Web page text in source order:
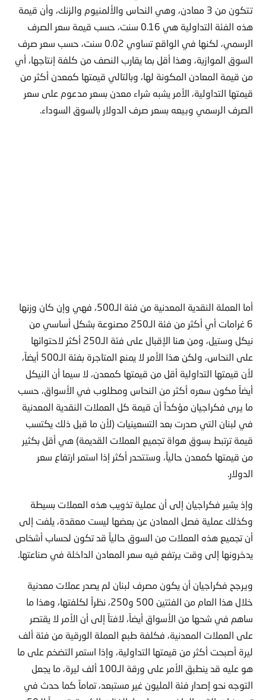
تتكون من 3 معادن، وهي النحاس والألمنيوم والزنك، وأن قيمة
هذه الفئة التداولية هي 0.16 سنت، حسب قيمة سعر الصرف
الرسمي، لكنها في الواقع تساوي 0.02 سنت، حسب سعر صرف
السوق الموازية، وهذا أقل بما يقارب النصف من كلفة إنتاجها، أي
من قيمة المعادن المكونة لها، وبالتالي قيمتها كمعدن أكثر من
قيمتها التداولية، الأمر يشبه شراء معدن بسعر مدعوم على سعر
الصرف الرسمي وبيعه بسعر صرف الدولار بالسوق السوداء.
أما العملة النقدية المعدنية من فئة الـ500، فهي وإن كان وزنها
6 غرامات أي أكثر من فئة الـ250 مصنوعة بشكل أساسي من
نيكل وستيل، ومن هنا الإقبال على فئة الـ250 أكثر لاحتوائها
على النحاس، ولكن هذا الأمر لا يمنع المتاجرة بفئة الـ500 أيضاً،
لأن قيمتها التداولية أقل من قيمتها كمعدن، لا سيما أن النيكل
أيضاً مكون سعره أكثر من النحاس ومطلوب في الأسواق، حسب
ما يرى فكراجيان مؤكداً أن قيمة كل العملات النقدية المعدنية
في لبنان التي صدرت بعد التسعينيات (لأن ما قبل ذلك يكتسب
قيمة ترتبط بسوق هواة تجميع العملات القديمة) هي أقل بكثير
من قيمتها كمعدن حالياً، وستتحدر أكثر إذا استمر ارتفاع سعر
الدولار.
وإذ يشير فكراجيان إلى أن عملية تذويب هذه العملات بسيطة
وكذلك عملية فصل المعادن عن بعضها ليست معقدة، يلفت إلى
أن تجميع هذه العملات من السوق حالياً قد تكون لحساب أشخاص
يدخرونها إلى وقت يرتفع فيه سعر المعادن الداخلة في صناعتها.
ويرجح فكراجيان أن يكون مصرف لبنان لم يصدر عملات معدنية
خلال هذا العام من الفئتين 500 و250، نظراً لكلفتها، وهذا ما
ساهم في شحها من الأسواق أيضاً، لافتاً إلى أن الأمر لا يقتصر
على العملات المعدنية، فكلفة طبع العملة الورقية من فئة ألف
ليرة أصبحت أكثر من قيمتها التداولية، وإذا استمر التضخم على ما
هو عليه قد ينطبق الأمر على ورقة الـ100 ألف ليرة، ما يجعل
التوجه نحو إصدار فئة المليون غير مستبعد، تماماً كما حدث في